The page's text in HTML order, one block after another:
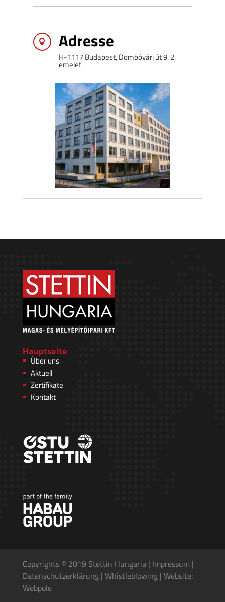
 Adresse
H-1117 Budapest, Dombóvári út 9. 2.
emelet
Hauptseite
Über uns
Aktuell
Zertifikate
Kontakt
Copyrights © 2019 Stettin Hungaria | Impressum |
Datenschutzerklärung| Whistleblowing| Website:
Webpole